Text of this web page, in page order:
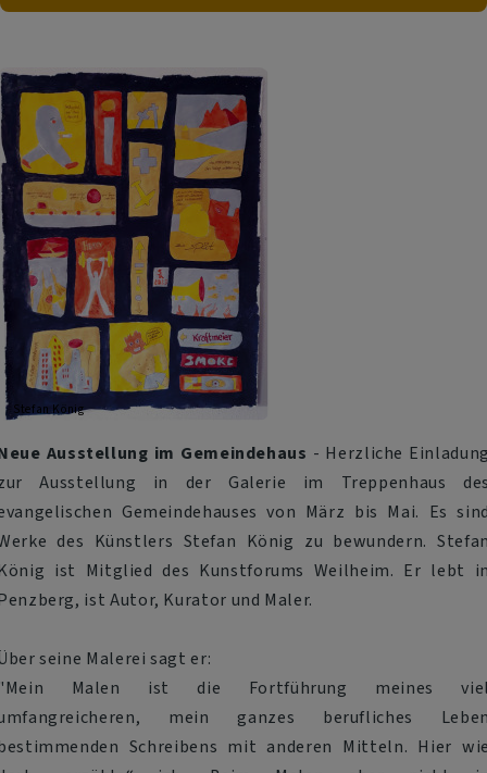
Stefan König
Ausstellung im Gemeindehaus - Herzliche
Ausstellung in der Galerie im Treppenhaus
Gemeindehauses von März bis Mai. Es
des Künstlers Stefan König zu bewundern.
ist Mitglied des Kunstforums Weilheim. Er lebt
ist Autor, Kurator und Maler.
seine Malerei sagt er:
Malen ist die Fortführung meines
mein ganzes berufliches
Schreibens mit anderen Mitteln. Hier